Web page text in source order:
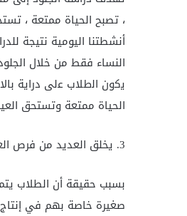
، تصبح الحياة ممتعة ،
أنشطتنا اليومية نتيجة
النساء فقط من خلال
ﯾﮐون اﻟطﻼب ﻋﻟﯽ دراﯾﺔ
الحياة ممتعة وتستحق
3. يخلق العديد من فرص العمل للمتعلمين وغيرهم من الناس في الدولة:
بسبب حقيقة أن الطلاب
صغيرة خاصة بهم في إنتاج